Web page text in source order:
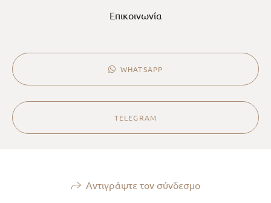
Επικοινωνία
WHATSAPP
TELEGRAM
Αντιγράψτε τον σύνδεσμο